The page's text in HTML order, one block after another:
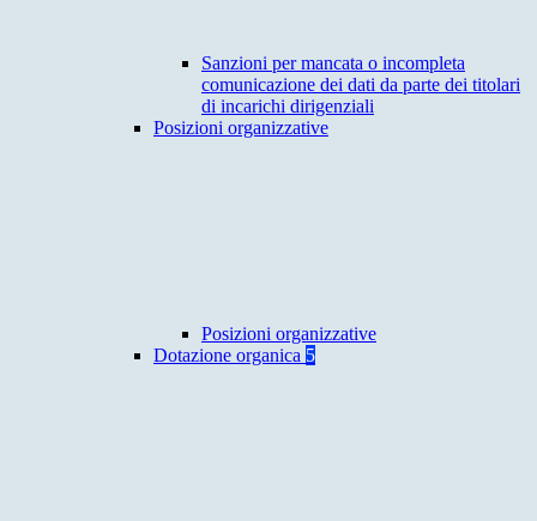
Sanzioni per mancata o incompleta
comunicazione dei dati da parte dei titolari
di incarichi dirigenziali
Posizioni organizzative
Posizioni organizzative
Dotazione organica 5